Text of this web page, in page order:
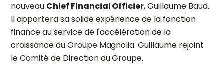
nouveau Chief Financial Officier, Guillaume Baud.
Il apportera sa solide expérience de la fonction
finance au service de l'accélération de la
croissance du Groupe Magnolia. Guillaume rejoint
le Comité de Direction du Groupe.